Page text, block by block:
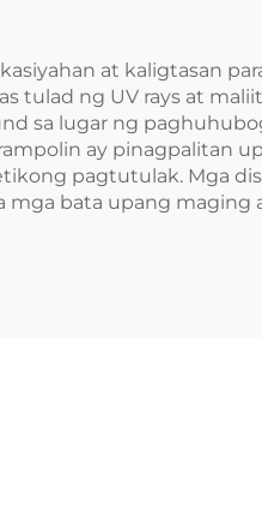
at kaligtasan
tulad ng UV rays at
sa lugar ng
ay pinagpalitan
pagtutulak. Mga
mga bata upang